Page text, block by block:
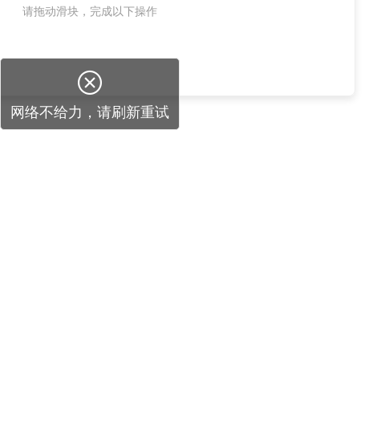
请拖动滑块，完成以下操作

网络不给力，请刷新重试